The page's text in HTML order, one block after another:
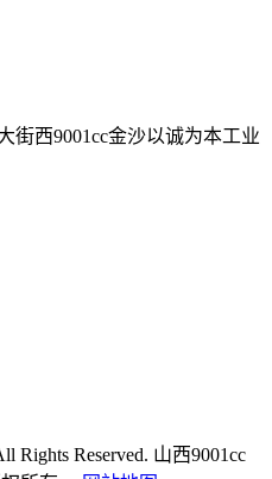
街西9001cc金沙以诚为本工业
Rights Reserved. 山西9001cc